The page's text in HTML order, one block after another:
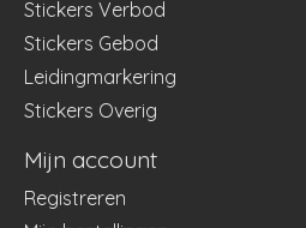
Stickers Verbod
Stickers Gebod
Leidingmarkering
Stickers Overig
Mijn account
Registreren